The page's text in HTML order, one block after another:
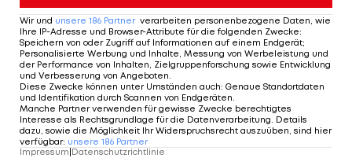
Wir und unsere 186 Partner verarbeiten personenbezogene Daten, wie
Ihre IP-Adresse und Browser-Attribute für die folgenden Zwecke:
Speichern von oder Zugriff auf Informationen auf einem Endgerät;
Personalisierte Werbung und Inhalte, Messung von Werbeleistung und
der Performance von Inhalten, Zielgruppenforschung sowie Entwicklung
und Verbesserung von Angeboten.
Diese Zwecke können unter Umständen auch: Genaue Standortdaten
und Identifikation durch Scannen von Endgeräten.
Manche Partner verwenden für gewisse Zwecke berechtigtes
Interesse als Rechtsgrundlage für die Datenverarbeitung. Details
dazu, sowie die Möglichkeit Ihr Widerspruchsrecht auszuüben, sind hier
verfügbar: unsere 186 Partner
Impressum Datenschutzrichtlinie